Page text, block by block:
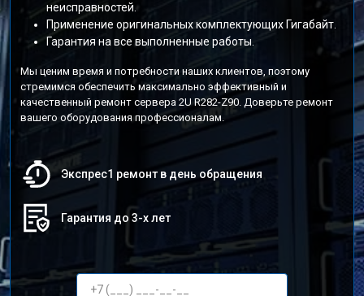
неисправностей.
Применение оригинальных комплектующих Гигабайт.
Гарантия на все выполненные работы.
Мы ценим время и потребности наших клиентов, поэтому
стремимся обеспечить максимально эффективный и
качественный ремонт сервера 2U R282-Z90. Доверьте ремонт
вашего оборудования профессионалам.
Экспрес1 ремонт в день обращения
Гарантия до 3-х лет